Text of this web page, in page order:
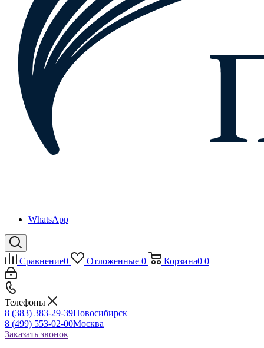
WhatsApp
Сравнение0 Отложенные 0 Корзина0 0
Телефоны
8 (383) 383-29-39Новосибирск
8 (499) 553-02-00Москва
Заказать звонок